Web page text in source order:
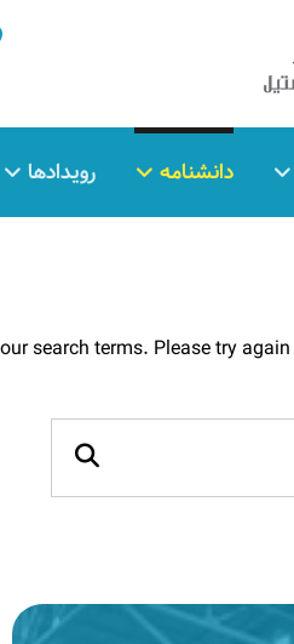
دانشنامه رویدادها
search terms. Please try